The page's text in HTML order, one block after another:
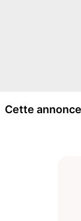
Cette